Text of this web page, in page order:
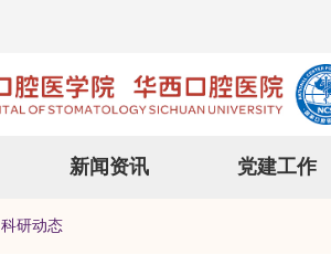
新闻资讯 党建工作
科研动态